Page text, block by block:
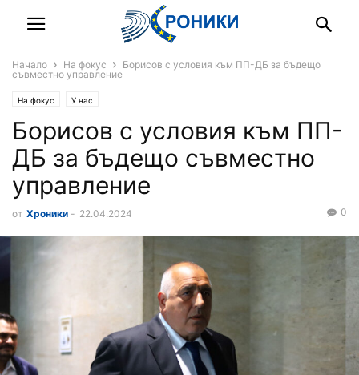
Начало На фокус
Борисов с условия към ПП-ДБ за бъдещо
съвместно управление
На фокус У нас
Борисов с условия към ПП-
ДБ за бъдещо съвместно
управление
от Хроники - 22.04.2024 0